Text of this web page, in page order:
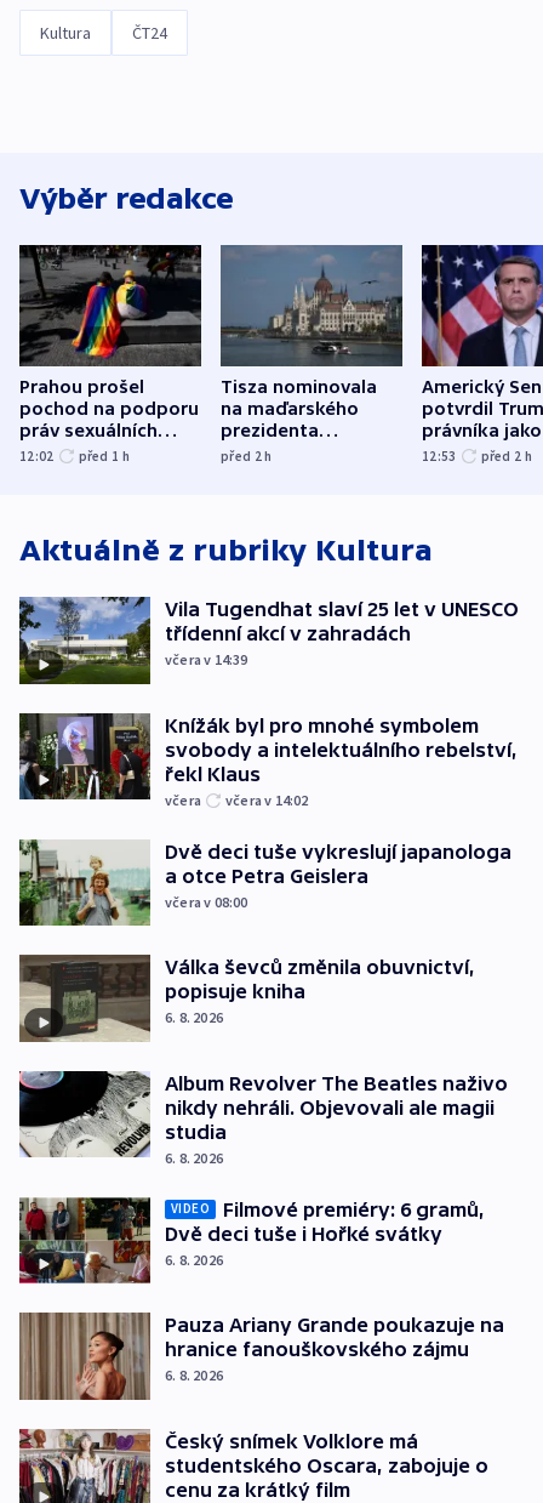
Kultura ČT24
Výběr redakce
Prahou prošel
pochod na podporu
práv sexuálních
menšin
12:02 před 1 h
Tisza nominovala
na maďarského
prezidenta
bývalého šéfa
před 2h
Americký
potvrdil
právníka jako
ministra
12:53 před 2 h
Aktuálně z rubriky Kultura
Vila Tugendhat slaví 25 let v UNESCO
třídenní akcí v zahradách
včera v 14:39
Knížák byl pro mnohé symbolem
svobody a intelektuálního rebelství,
řekl Klaus
včera včera v 14:02
Dvě deci tuše vykreslují japanologa
a otce Petra Geislera
včera v 08:00
Válka ševců změnila obuvnictví,
popisuje kniha
6. 8. 2026
Album Revolver The Beatles naživo
nikdy nehráli. Objevovali ale magii
studia
6. 8. 2026
VIDEO
Filmové premiéry: 6 gramů,
Dvě deci tuše i Hořké svátky
6. 8. 2026
Pauza Ariany Grande poukazuje na
hranice fanouškovského zájmu
6. 8. 2026
Český snímek Volklore má
studentského Oscara, zabojuje o
cenu za krátký film